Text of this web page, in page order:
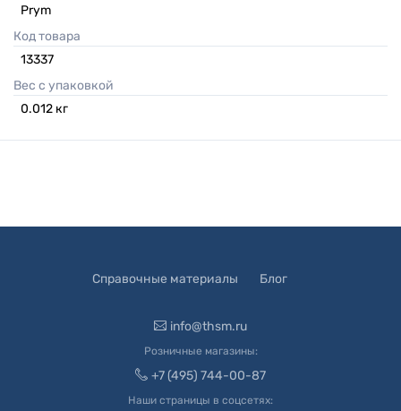
Prym
Код товара
13337
Вес с упаковкой
0.012 кг
Справочные материалы Блог
info@thsm.ru
Розничные магазины:
+7 (495) 744-00-87
Наши страницы в соцсетях: